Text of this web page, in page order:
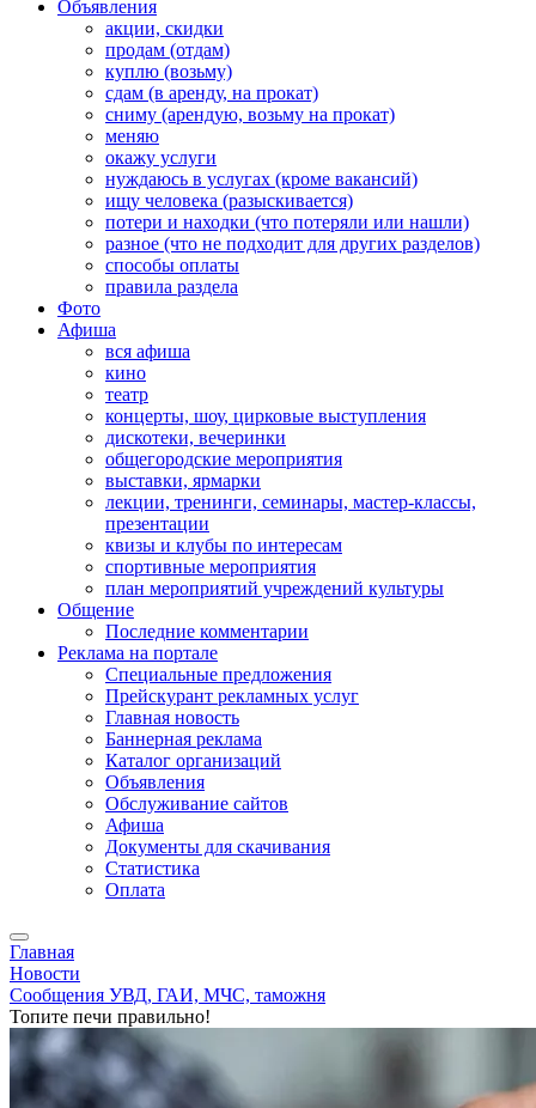
Объявления
акции, скидки
продам (отдам)
куплю (возьму)
сдам (в аренду, на прокат)
сниму (арендую, возьму на прокат)
меняю
окажу услуги
нуждаюсь в услугах (кроме вакансий)
ищу человека (разыскивается)
потери и находки (что потеряли или нашли)
разное (что не подходит для других разделов)
способы оплаты
правила раздела
Фото
Афиша
вся афиша
кино
театр
концерты, шоу, цирковые выступления
дискотеки, вечеринки
общегородские мероприятия
выставки, ярмарки
лекции, тренинги, семинары, мастер-классы,
презентации
квизы и клубы по интересам
спортивные мероприятия
план мероприятий учреждений культуры
Общение
Последние комментарии
Реклама на портале
Специальные предложения
Прейскурант рекламных услуг
Главная новость
Баннерная реклама
Каталог организаций
Объявления
Обслуживание сайтов
Афиша
Документы для скачивания
Статистика
Оплата
Главная
Новости
Сообщения УВД, ГАИ, МЧС, таможня
Топите печи правильно!